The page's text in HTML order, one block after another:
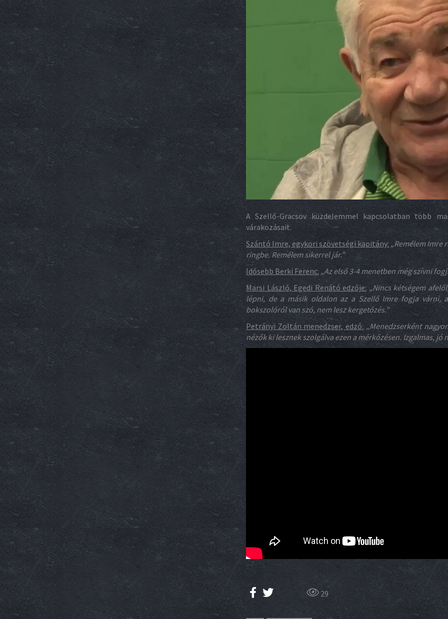
A Szellő-Gracsov küzdelemmel kapcsolatban több
várakozásait.
Szántó Imre, egykori szövetségi kapitány: „Remélem Imre
ringbe. Remélem sikerrel jár.”
Idősebb Berki Ferenc: „Az első 3-4 menetben még szívni
Marsi László, Egedi Renátó edzője: „Nincs kétségem
lépni, de a másik oldalon az a Szellő Imre fogja várni,
bokszolóról van szó, nem lesz kergetőzés.”
Petrányi Zoltán menedzser, edző: „Menedzserként
nézők ki lesznek szolgálva ezen a mérkőzésen. Izgalmas, jó
29